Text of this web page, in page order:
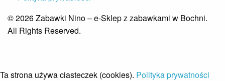
© 2026 Zabawki Nino – e-Sklep z zabawkami w Bochni.
All Rights Reserved.
Ta strona używa ciasteczek (cookies). Polityka prywatności